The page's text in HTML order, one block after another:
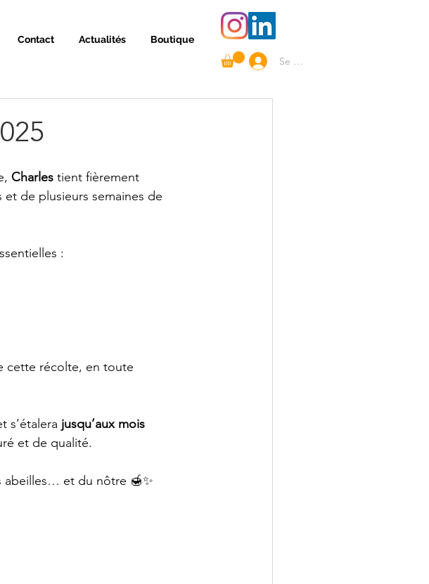
Contact Actualités Boutique
Se connecter
Charles tient fièrement
de plusieurs semaines de
:
cette récolte, en toute
s’étalera jusqu’aux mois
et de qualité.
abeilles… et du nôtre 🍯✨